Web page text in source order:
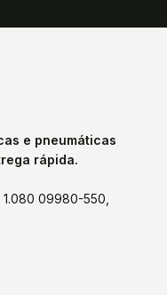
e pneumáticas
rápida.
09980-550,